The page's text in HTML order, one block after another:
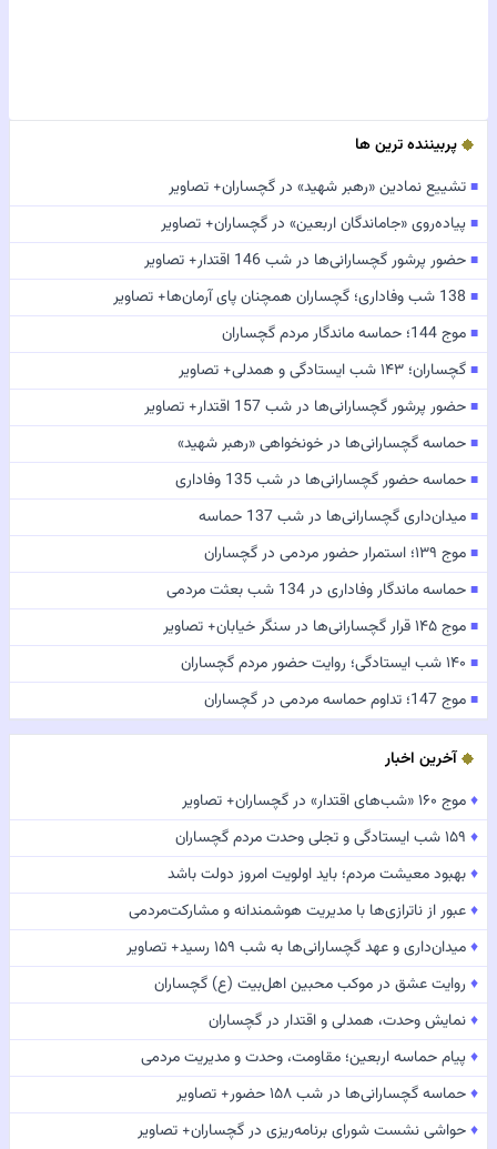
پربیننده ترین ها
■ تشییع نمادین «رهبر شهید» در گچساران+ تصاویر
■ پیاده‌روی «جاماندگان اربعین» در گچساران+ تصاویر
■ حضور پرشور گچسارانی‌ها در شب 146 اقتدار+ تصاویر
■ 138 شب وفاداری؛ گچساران همچنان پای آرمان‌ها+ تصاویر
■ موج 144؛ حماسه ماندگار مردم گچساران
■ گچساران؛ ۱۴۳ شب ایستادگی و همدلی+ تصاویر
■ حضور پرشور گچسارانی‌ها در شب 157 اقتدار+ تصاویر
■ حماسه گچسارانی‌ها در خونخواهی «رهبر شهید»
■ حماسه حضور گچسارانی‌ها در شب 135 وفاداری
■ میدان‌داری گچسارانی‌ها در شب 137 حماسه
■ موج ۱۳۹؛ استمرار حضور مردمی در گچساران
■ حماسه ماندگار وفاداری در 134 شب بعثت مردمی
■ موج ۱۴۵ قرار گچسارانی‌ها در سنگر خیابان+ تصاویر
■ ۱۴۰ شب ایستادگی؛ روایت حضور مردم گچساران
■ موج 147؛ تداوم حماسه مردمی در گچساران
آخرین اخبار
♦موج ۱۶۰ «شب‌های اقتدار» در گچساران+ تصاویر
♦ ۱۵۹ شب ایستادگی و تجلی وحدت مردم گچساران
♦بهبود معیشت مردم؛ باید اولویت امروز دولت باشد
♦عبور از ناترازی‌ها با مدیریت هوشمندانه و مشارکت‌مردمی
♦میدان‌داری و عهد گچسارانی‌ها به شب ۱۵۹ رسید+ تصاویر
♦ روایت عشق در موکب محبین اهل‌بیت (ع) گچساران
♦نمایش وحدت، همدلی و اقتدار در گچساران
♦ پیام حماسه اربعین؛ مقاومت، وحدت و مدیریت مردمی
♦حماسه گچسارانی‌ها در شب ۱۵۸ حضور+ تصاویر
♦حواشی نشست شورای برنامه‌ریزی در گچساران+ تصاویر